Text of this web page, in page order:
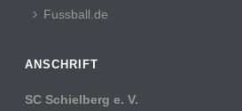
Fussball.de
ANSCHRIFT
SC Schielberg e. V.